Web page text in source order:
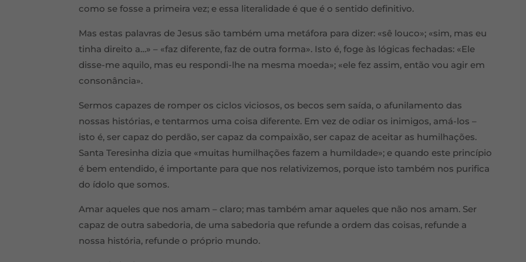
como se fosse a primeira vez; e essa literalidade é que é o sentido definitivo.
Mas estas palavras de Jesus são também uma metáfora para dizer: «sê louco»; «sim, mas eu
tinha direito a…» – «faz diferente, faz de outra forma». Isto é, foge às lógicas fechadas: «Ele
disse-me aquilo, mas eu respondi-lhe na mesma moeda»; «ele fez assim, então vou agir em
consonância».
Sermos capazes de romper os ciclos viciosos, os becos sem saída, o afunilamento das
nossas histórias, e tentarmos uma coisa diferente. Em vez de odiar os inimigos, amá-los –
isto é, ser capaz do perdão, ser capaz da compaixão, ser capaz de aceitar as humilhações.
Santa Teresinha dizia que «muitas humilhações fazem a humildade»; e quando este princípio
é bem entendido, é importante para que nos relativizemos, porque isto também nos purifica
do ídolo que somos.
Amar aqueles que nos amam – claro; mas também amar aqueles que não nos amam. Ser
capaz de outra sabedoria, de uma sabedoria que refunde a ordem das coisas, refunde a
nossa história, refunde o próprio mundo.